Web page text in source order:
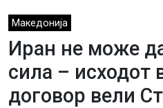
Македонија
Иран не може
сила – исходот
договор вели